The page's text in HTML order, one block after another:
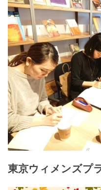
東京ウィメンズプ